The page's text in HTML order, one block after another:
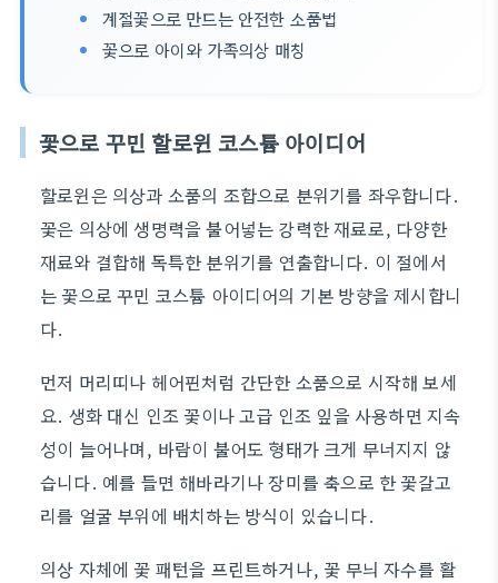
계절꽃으로 만드는 안전한 소품법
꽃으로 아이와 가족의상 매칭
꽃으로 꾸민 할로윈 코스튬 아이디어
할로윈은 의상과 소품의 조합으로 분위기를 좌우합니다.
꽃은 의상에 생명력을 불어넣는 강력한 재료로, 다양한
재료와 결합해 독특한 분위기를 연출합니다. 이 절에서
는 꽃으로 꾸민 코스튬 아이디어의 기본 방향을 제시합니
다.
먼저 머리띠나 헤어핀처럼 간단한 소품으로 시작해 보세
요. 생화 대신 인조 꽃이나 고급 인조 잎을 사용하면 지속
성이 늘어나며, 바람이 불어도 형태가 크게 무너지지 않
습니다. 예를 들면 해바라기나 장미를 축으로 한 꽃갈고
리를 얼굴 부위에 배치하는 방식이 있습니다.
의상 자체에 꽃 패턴을 프린트하거나, 꽃 무늬 자수를 활